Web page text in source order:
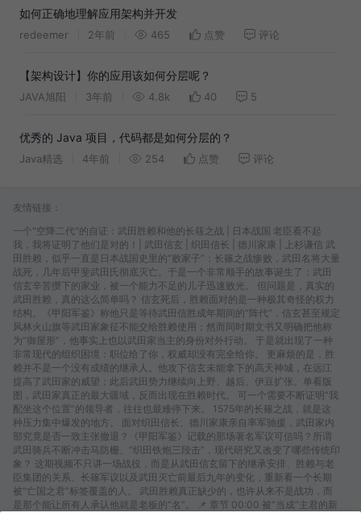
如何正确地理解应用架构并开发
redeemer 2年前 465 点赞 评论
【架构设计】你的应用该如何分层呢？
JAVA旭阳 3年前 4.8k 40 5
优秀的 Java 项目，代码都是如何分层的？
Java精选 4年前 254 点赞 评论
友情链接：
一个"空降二代"的自证：武田胜赖和他的长筱之战 | 日本战国 老臣看不起
我，我将证明了他们是对的！| 武田信玄 | 织田信长 | 德川家康 | 上杉谦信 武
田胜赖，似乎一直是日本战国史里的“败家子”：长篠之战惨败，武田名将大量
战死，几年后甲斐武田氏彻底灭亡。于是一个非常顺手的故事诞生了：武田
信玄辛苦攒下的家业，被一个能力不足的儿子迅速败光。 但问题是，真实的
武田胜赖，真的这么简单吗？ 信玄死后，胜赖面对的是一种极其奇怪的权力
结构。《甲阳军鉴》称他只是等待武田信胜成年期间的“阵代”，信玄甚至规定
风林火山旗等武田家象征不能交给胜赖使用；然而同时期文书又明确把他称
为“御屋形”，他事实上也以武田家当主的身份对外行动。 于是就出现了一种
非常现代的组织困境：职位给了你，权威却没有完全给你。 更麻烦的是，胜
赖并不是一个没有成绩的继承人。他攻下信玄未能拿下的高天神城，在远江
提高了武田家的威望；此后武田势力继续向上野、越后、伊豆扩张。单看版
图，武田家真正的最大疆域，反而出现在胜赖时代。 可一个需要不断证明“我
配坐这个位置”的领导者，往往也最难停下来。 1575年的长篠之战，就是这
种压力集中爆发的地方。 面对织田信长、德川家康亲自率军驰援，武田家内
部究竟是否一致主张撤退？《甲阳军鉴》记载的那场著名军议可信吗？所谓
武田骑兵不断冲击马防栅、“织田铁炮三段击”，现代研究又改变了哪些传统印
象？ 这期视频不只讲一场战役，而是从武田信玄留下的继承安排、胜赖与老
臣集团的关系、长篠军议以及武田灭亡前最后九年的变化，重新看一个长期
被“亡国之君”标签覆盖的人。 武田胜赖真正缺少的，也许从来不是战功，而
是那个能让所有人承认他就是老板的“名”。 📌 章节 00:00 被“当成”主君的新